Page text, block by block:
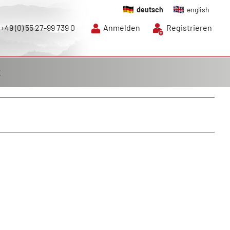
deutsch english
+49 (0) 55 27-99 739 0 Anmelden Registrieren